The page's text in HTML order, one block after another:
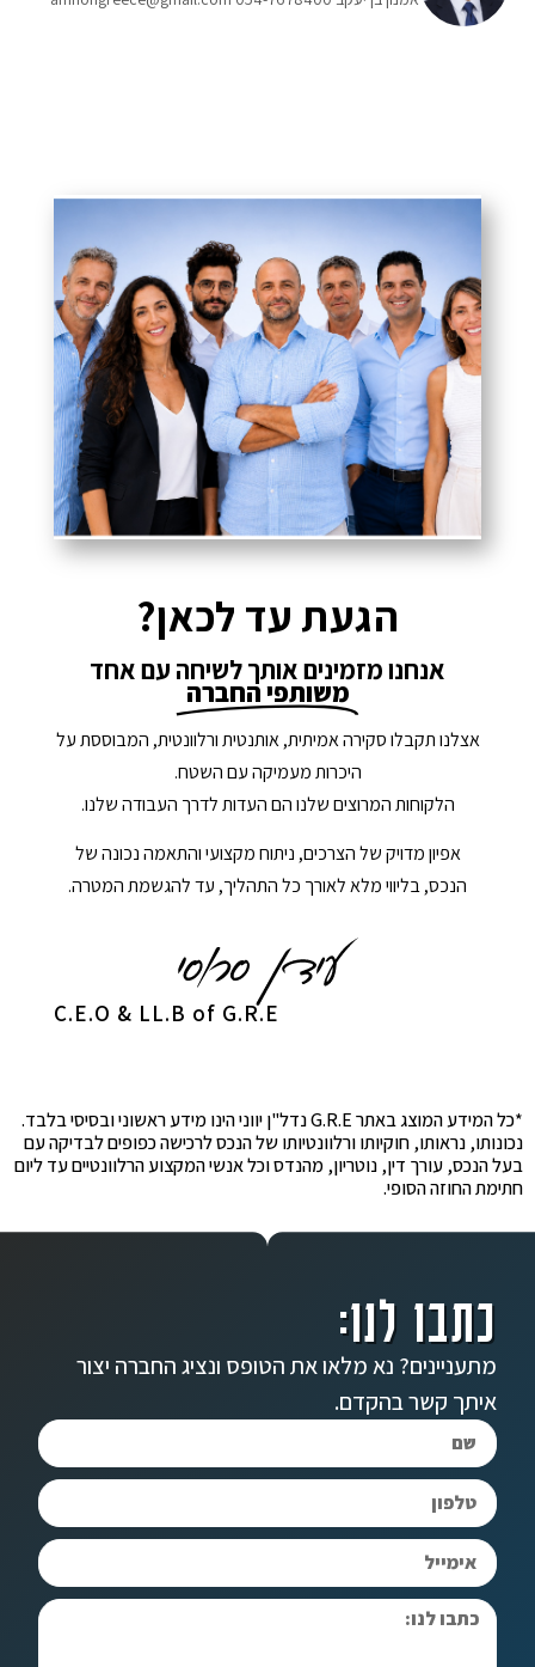
הגעת עד לכאן?
אנחנו מזמינים אותך לשיחה עם אחד
משותפי החברה
אצלנו תקבלו סקירה אמיתית, אותנטית ורלוונטית, המבוססת על
היכרות מעמיקה עם השטח.
הלקוחות המרוצים שלנו הם העדות לדרך העבודה שלנו.
אפיון מדויק של הצרכים, ניתוח מקצועי והתאמה נכונה של
הנכס, בליווי מלא לאורך כל התהליך, עד להגשמת המטרה.
C.E.O & LL.B of G.R.E
*כל המידע המוצג באתר G.R.E נדל"ן יווני הינו מידע ראשוני ובסיסי בלבד.
נכונותו, נראותו, חוקיותו ורלוונטיותו של הנכס לרכישה כפופים לבדיקה עם
בעל הנכס, עורך דין, נוטריון, מהנדס וכל אנשי המקצוע הרלוונטיים עד ליום
חתימת החוזה הסופי.
כתבו לנו:
מתעניינים? נא מלאו את הטופס ונציג החברה יצור
איתך קשר בהקדם.